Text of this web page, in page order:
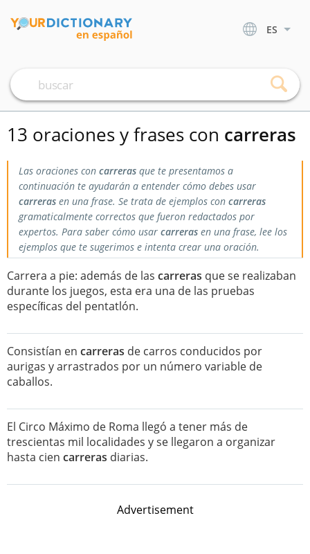
ES
13 oraciones y frases con carreras
Las oraciones con carreras que te presentamos a
continuación te ayudarán a entender cómo debes usar
carreras en una frase. Se trata de ejemplos con carreras
gramaticalmente correctos que fueron redactados por
expertos. Para saber cómo usar carreras en una frase, lee los
ejemplos que te sugerimos e intenta crear una oración.
Carrera a pie: además de las carreras que se realizaban
durante los juegos, esta era una de las pruebas
especíﬁcas del pentatlón.
Consistían en carreras de carros conducidos por
aurigas y arrastrados por un número variable de
caballos.
El Circo Máximo de Roma llegó a tener más de
trescientas mil localidades y se llegaron a organizar
hasta cien carreras diarias.
Advertisement